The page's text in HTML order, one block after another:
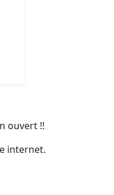
ouvert !!
internet.